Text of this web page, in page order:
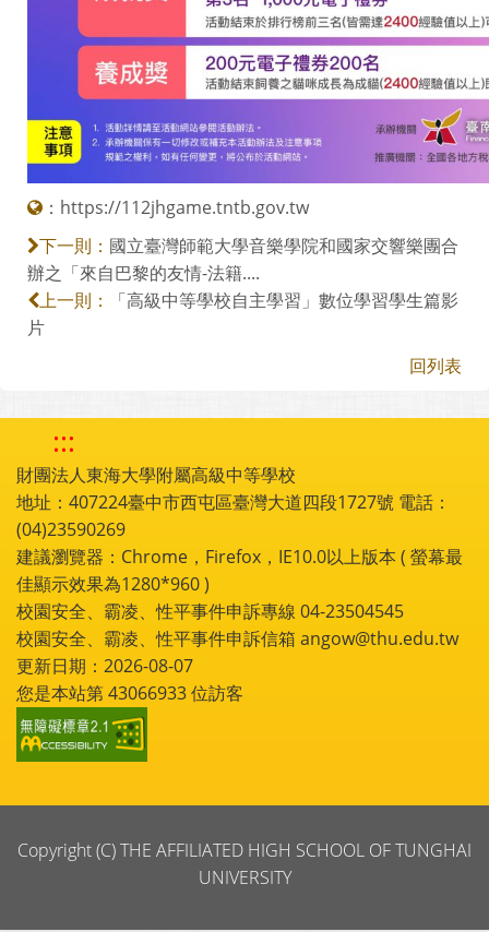
： https://112jhgame.tntb.gov.tw
下一則： 國立臺灣師範大學音樂學院和國家交響樂團合
辦之「來自巴黎的友情-法籍....
上一則：
「高級中等學校自主學習」數位學習學生篇影
片
回列表
:::
財團法人東海大學附屬高級中等學校
地址：407224臺中市西屯區臺灣大道四段1727號 電話：
(04)23590269
建議瀏覽器：Chrome，Firefox，IE10.0以上版本 ( 螢幕最
佳顯示效果為1280*960 )
校園安全、霸凌、性平事件申訴專線 04-23504545
校園安全、霸凌、性平事件申訴信箱 angow@thu.edu.tw
更新日期：2026-08-07
您是本站第43066933位訪客
Copyright (C) THE AFFILIATED HIGH SCHOOL OF TUNGHAI
UNIVERSITY